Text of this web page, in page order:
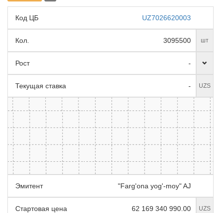
Код ЦБ UZ7026620003
Кол. 3095500 шт
Рост -
Текущая ставка - UZS
Эмитент "Farg'ona yog'-moy" AJ
Стартовая цена 62 169 340 990.00 UZS